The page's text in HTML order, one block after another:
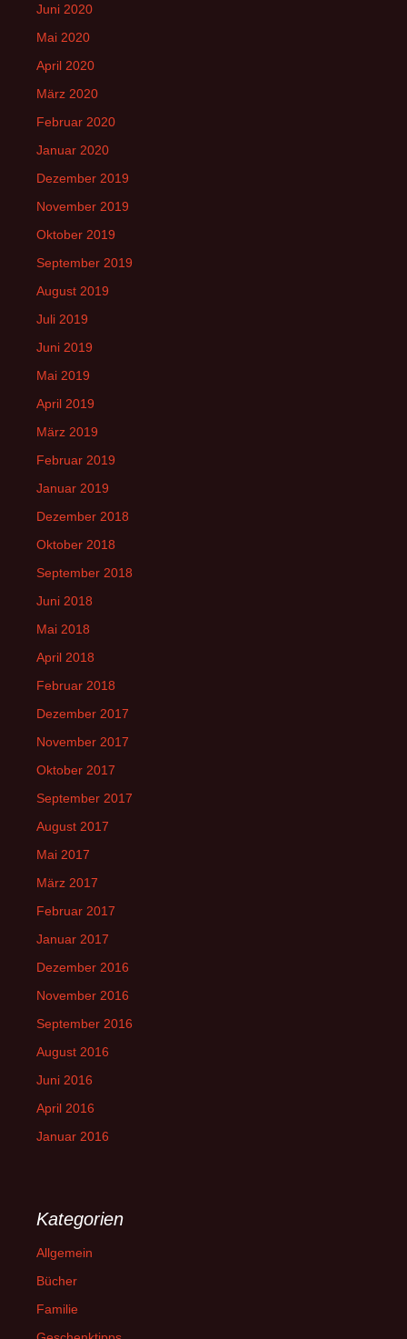
Juni 2020
Mai 2020
April 2020
März 2020
Februar 2020
Januar 2020
Dezember 2019
November 2019
Oktober 2019
September 2019
August 2019
Juli 2019
Juni 2019
Mai 2019
April 2019
März 2019
Februar 2019
Januar 2019
Dezember 2018
Oktober 2018
September 2018
Juni 2018
Mai 2018
April 2018
Februar 2018
Dezember 2017
November 2017
Oktober 2017
September 2017
August 2017
Mai 2017
März 2017
Februar 2017
Januar 2017
Dezember 2016
November 2016
September 2016
August 2016
Juni 2016
April 2016
Januar 2016
Kategorien
Allgemein
Bücher
Familie